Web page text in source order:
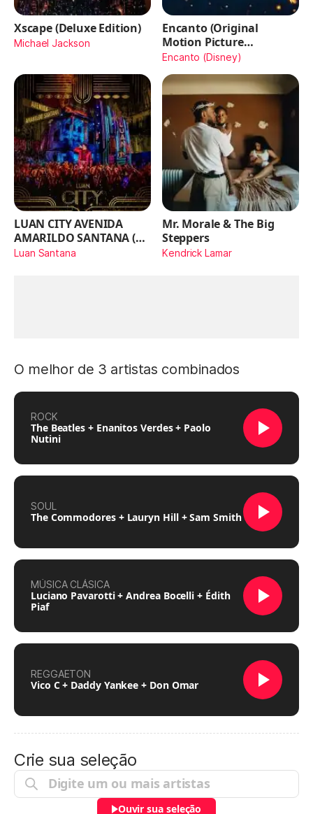
Xscape (Deluxe Edition)
Michael Jackson
Encanto (Original
Motion Picture
Soundtrack)
Encanto (Disney)
LUAN CITY AVENIDA
AMARILDO SANTANA (Ao
Vivo)
Luan Santana
Mr. Morale & The Big
Steppers
Kendrick Lamar
O melhor de 3 artistas combinados
ROCK
The Beatles + Enanitos Verdes + Paolo
Nutini
SOUL
The Commodores + Lauryn Hill + Sam Smith
MÚSICA CLÁSICA
Luciano Pavarotti + Andrea Bocelli + Édith
Piaf
REGGAETON
Vico C + Daddy Yankee + Don Omar
Crie sua seleção
Ouvir sua seleção